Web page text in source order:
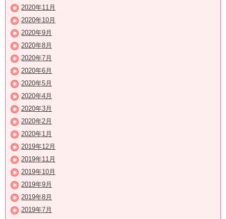
2020年11月
2020年10月
2020年9月
2020年8月
2020年7月
2020年6月
2020年5月
2020年4月
2020年3月
2020年2月
2020年1月
2019年12月
2019年11月
2019年10月
2019年9月
2019年8月
2019年7月